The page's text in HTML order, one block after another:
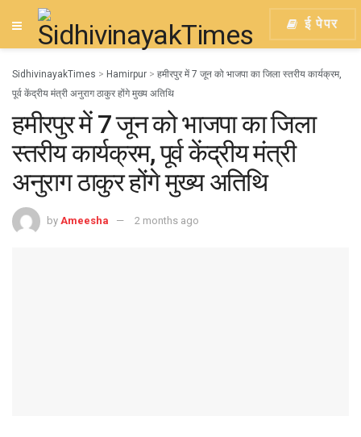
ई पेपर
SidhivinayakTimes > Hamirpur > हमीरपुर में 7 जून को भाजपा का जिला स्तरीय कार्यक्रम,
पूर्व केंद्रीय मंत्री अनुराग ठाकुर होंगे मुख्य अतिथि
हमीरपुर में 7 जून को भाजपा का जिला
स्तरीय कार्यक्रम, पूर्व केंद्रीय मंत्री
अनुराग ठाकुर होंगे मुख्य अतिथि
by Ameesha 2 months ago